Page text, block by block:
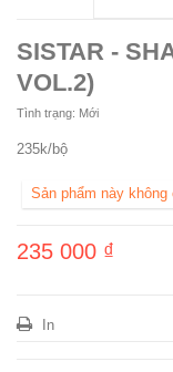
SISTAR -
VOL.2)
Tình trạng: Mới
235k/bộ
Sản phẩm này không
235 000 ₫
In